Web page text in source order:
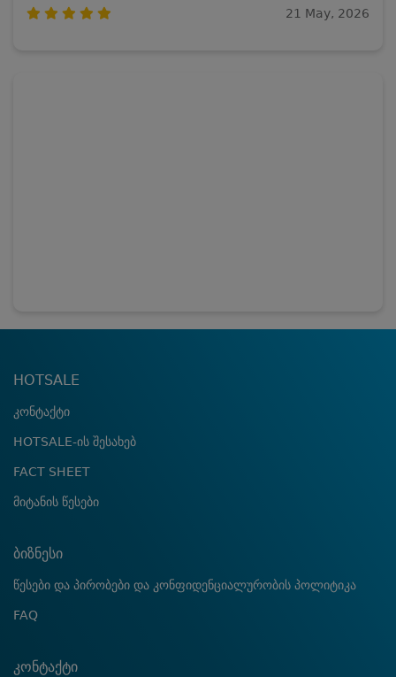
21 May, 2026
HOTSALE
კონტაქტი
HOTSALE-ის შესახებ
FACT SHEET
მიტანის წესები
ბიზნესი
წესები და პირობები და კონფიდენციალურობის პოლიტიკა
FAQ
კონტაქტი